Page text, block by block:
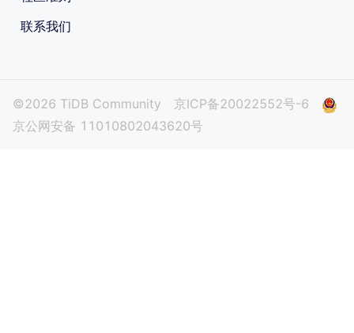
联系我们
©2026 TiDB Community
京ICP备20022552号-6
京公网安备 11010802043620号